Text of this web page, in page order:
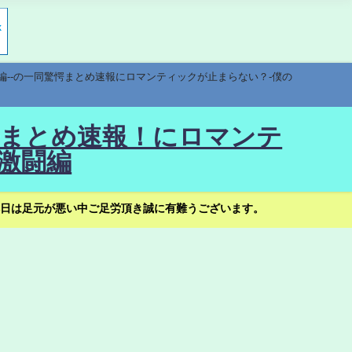
の一同驚愕まとめ速報にロマンティックが止まらない？-僕の
とめ速報！にロマンテ
闘編
足元が悪い中ご足労頂き誠に有難うございます。